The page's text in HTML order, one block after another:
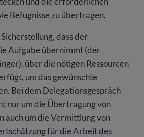
Befugnisse zu übertragen.
dass der
Aufgabe übernimmt (der
über die nötigen Ressourcen
um das gewünschte
Bei dem Delegationsgespräch
nur um die Übertragung von
auch um die Vermittlung von
für die Arbeit des